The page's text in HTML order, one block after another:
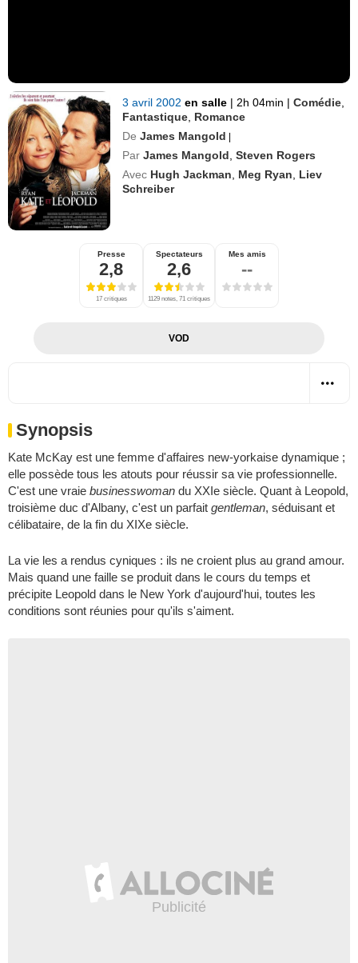
3 avril 2002en salle | 2h 04min | Comédie
Fantastique Romance
De James Mangold |
Par James Mangold ,Steven Rogers
Avec Hugh Jackman Meg Ryan
Liev
Schreiber
Presse
2,8
17 critiques
Spectateurs
2,6
1129 notes, 71 critiques
Mes amis
--
VOD
Synopsis
Kate McKay est une femme d'affaires new-yorkaise dynamique ;
elle possède tous les atouts pour réussir sa vie professionnelle.
C'est une vraie businesswoman du XXIe siècle. Quant à Leopold,
troisième duc d'Albany, c'est un parfait gentleman, séduisant et
célibataire, de la fin du XIXe siècle.
La vie les a rendus cyniques : ils ne croient plus au grand amour.
Mais quand une faille se produit dans le cours du temps et
précipite Leopold dans le New York d'aujourd'hui, toutes les
conditions sont réunies pour qu'ils s'aiment.